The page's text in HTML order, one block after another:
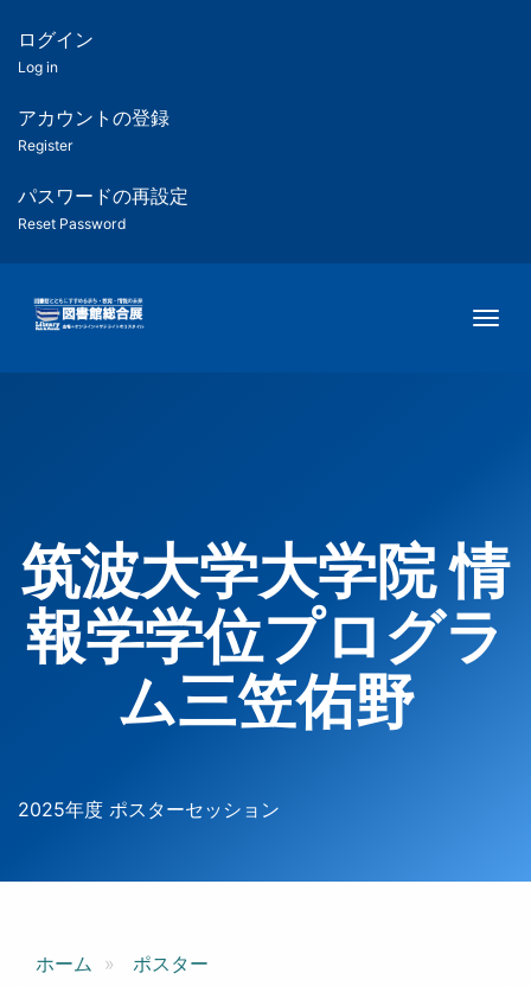
ツ
匿
名
ユ
ー
ー
用
メ
ログイン
Log in
アカウントの登録
Register
パスワードの再設定
Reset Password
筑波大学大学院 情
報学学位プログラ
ム三笠佑野
2025年度 ポスターセッション
ホーム ポスター